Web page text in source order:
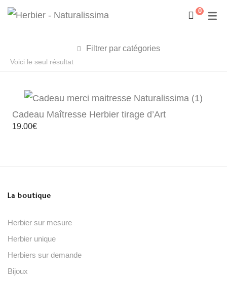
0
Voici le seul résultat
Filtrer par catégories
Cadeau Maîtresse Herbier tirage d’Art
19.00€
La boutique
Herbier sur mesure
Herbier unique
Herbiers sur demande
Bijoux